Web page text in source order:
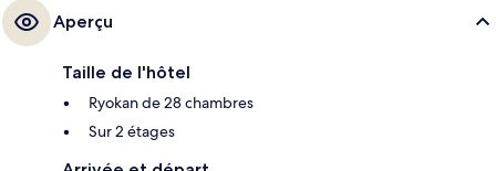
Aperçu
Taille de l'hôtel
Ryokan de 28 chambres
Sur 2 étages